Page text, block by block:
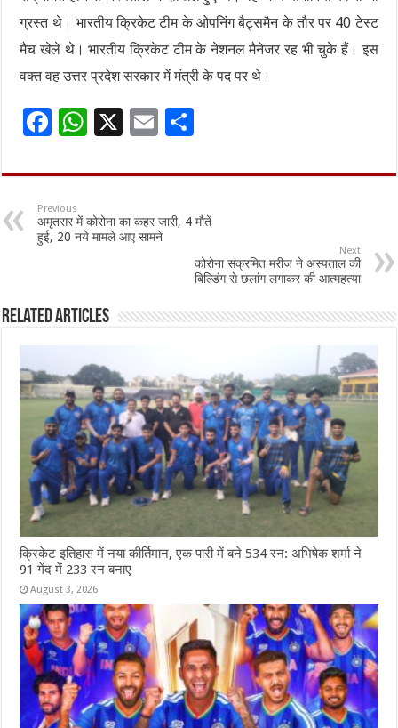
ग्रस्त थे। भारतीय क्रिकेट टीम के ओपनिंग बैट्समैन के तौर पर 40 टेस्ट
मैच खेले थे। भारतीय क्रिकेट टीम के नेशनल मैनेजर रह भी चुके हैं। इस
वक्त वह उत्तर प्रदेश सरकार में मंत्री के पद पर थे।
F
e
b
o
W
at
sA
p
X
E
ai ar
e
Previous
अमृतसर में कोरोना का कहर जारी, 4 मौतें
हुई, 20 नये मामले आए सामने
Next
कोरोना संक्रमित मरीज ने अस्पताल की
बिल्डिंग से छलांग लगाकर की आत्महत्या
Related Articles
क्रिकेट इतिहास में नया कीर्तिमान, एक पारी में बने 534 रन: अभिषेक शर्मा ने
91 गेंद में 233 रन बनाए
August 3, 2026